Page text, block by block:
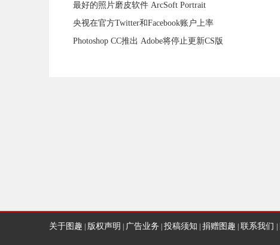
最好的照片磨皮软件 ArcSoft Portrait
央视在官方Twitter和Facebook账户上率
Photoshop CC推出 Adobe将停止更新CS版
关于图趣 版权声明 广告业务 投稿须知 捐赠图趣 联系我们